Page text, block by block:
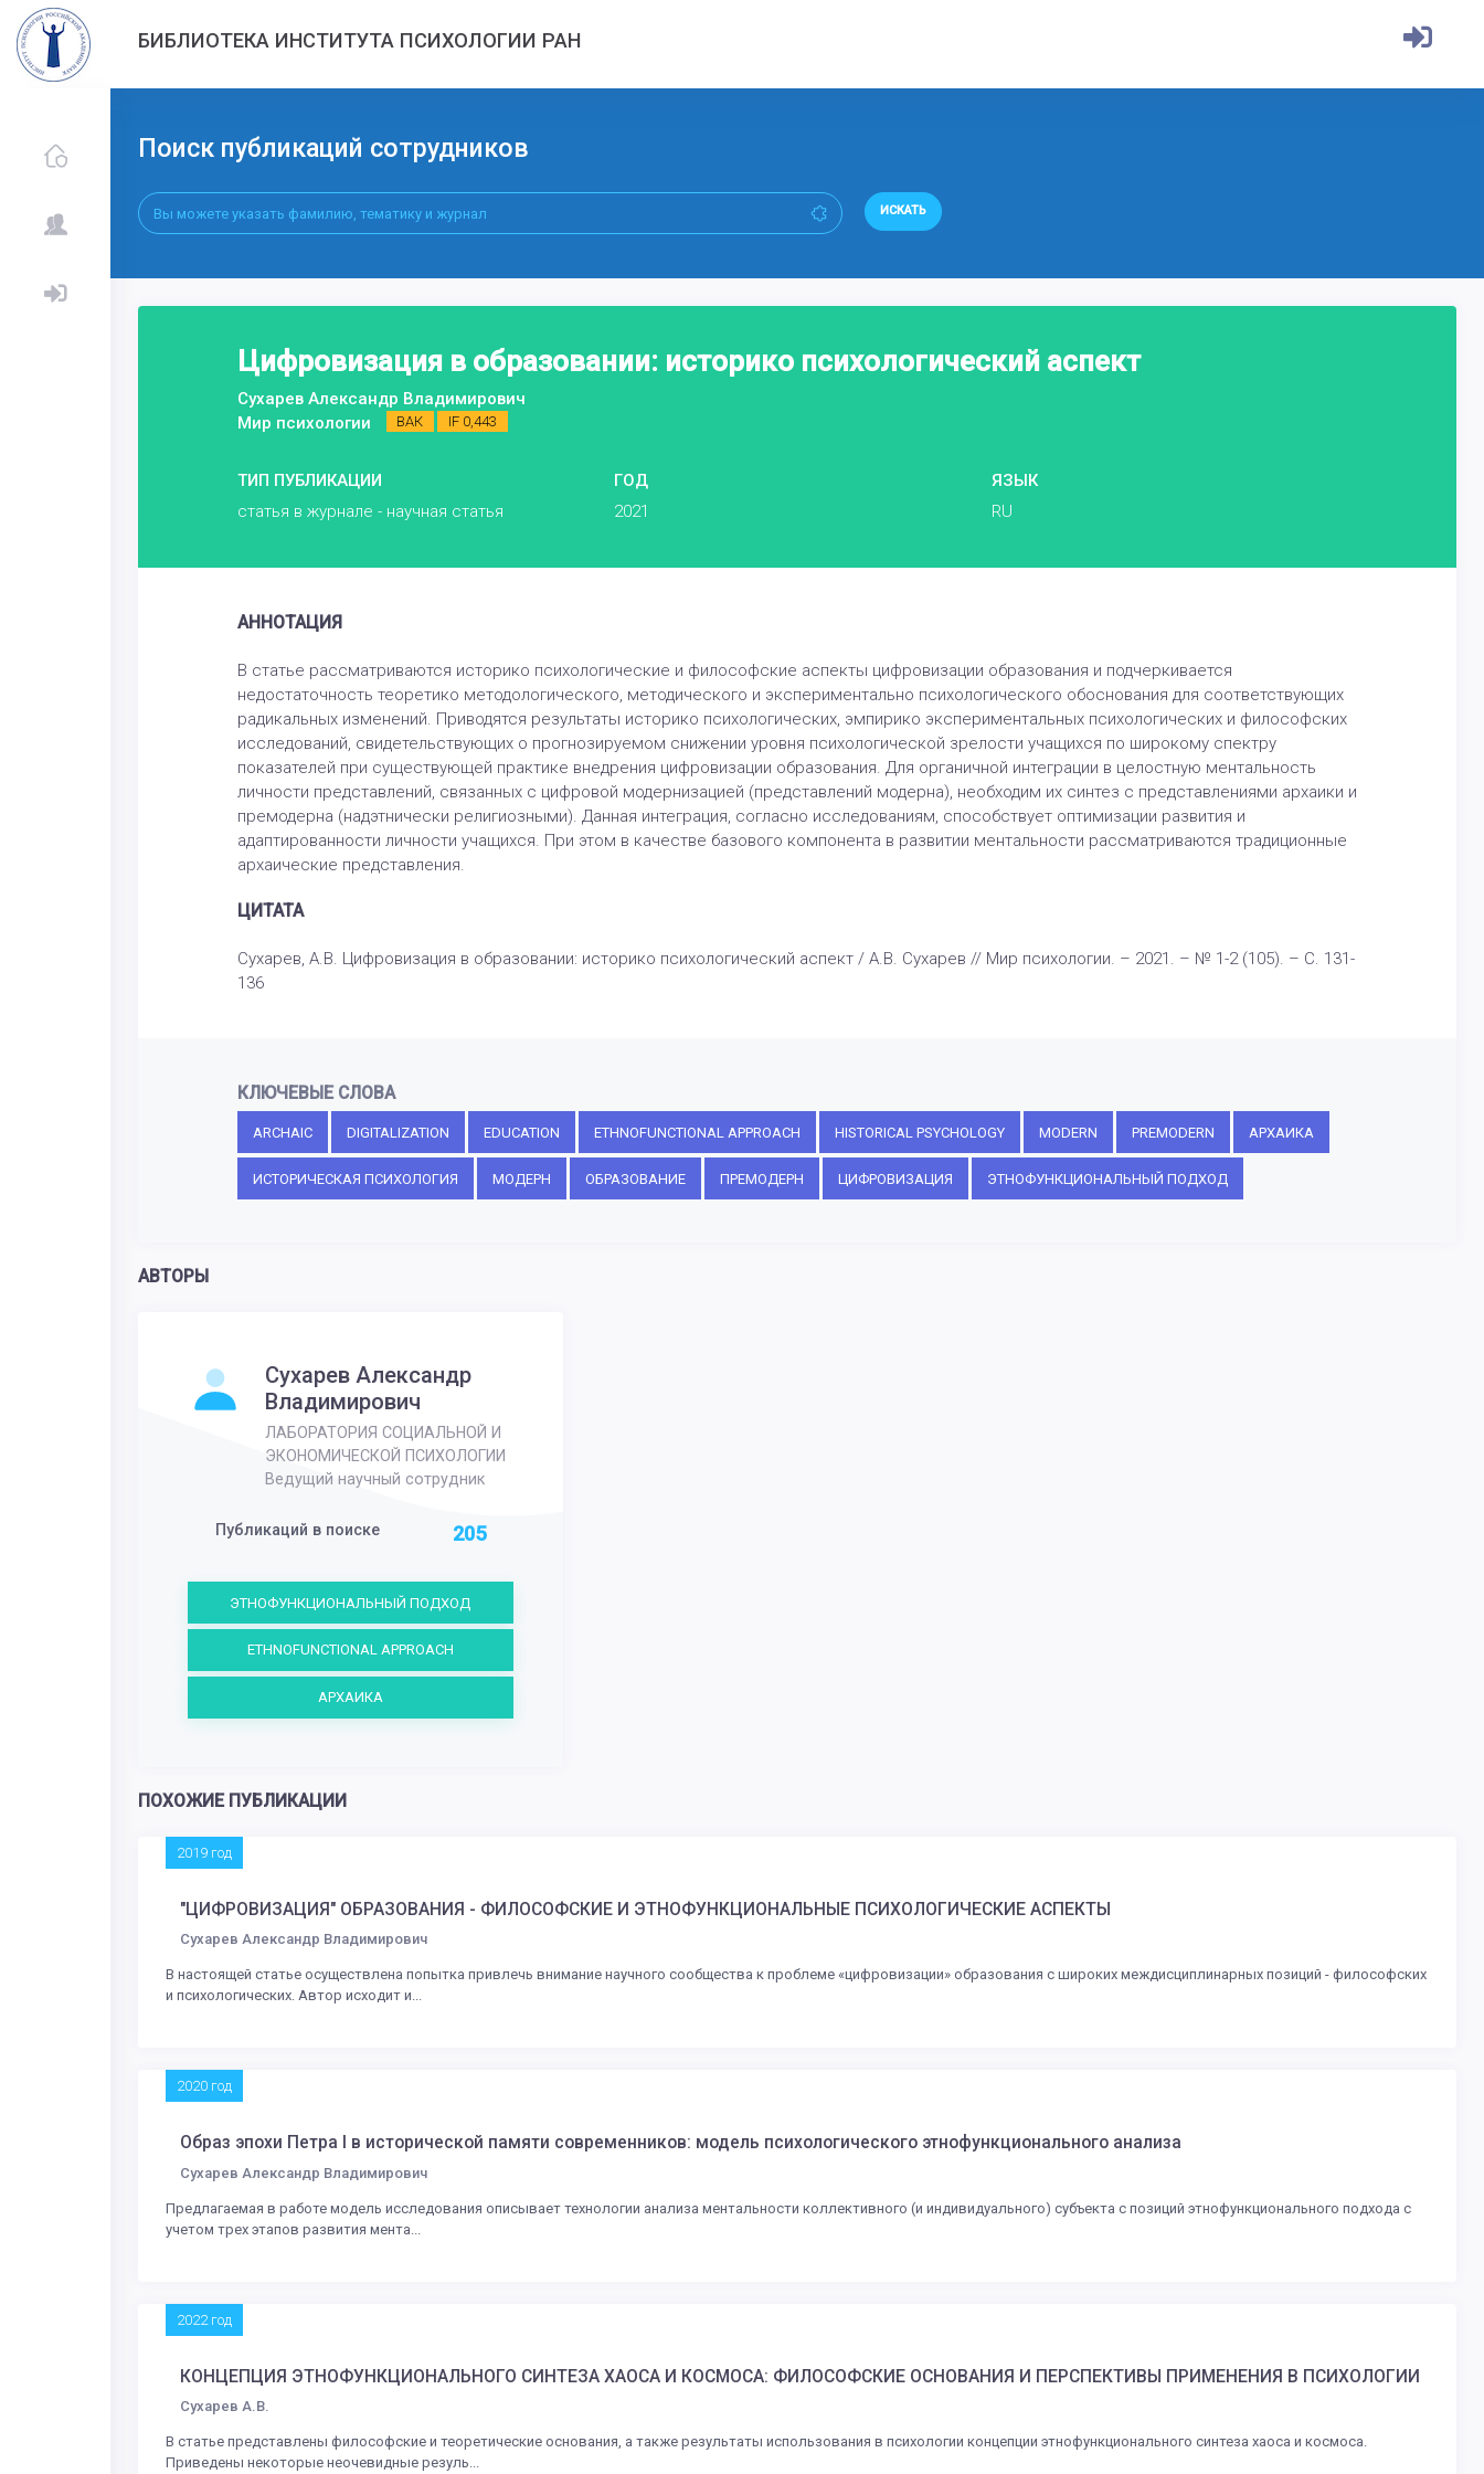
БИБЛИОТЕКА ИНСТИТУТА ПСИХОЛОГИИ РАН
Поиск публикаций сотрудников
ИСКАТЬ
Цифровизация в образовании: историко психологический аспект
Сухарев Александр Владимирович
Мир психологии
ВАК IF 0,443
ТИП ПУБЛИКАЦИИ
статья в журнале - научная статья
ГОД
2021
ЯЗЫК
RU
АННОТАЦИЯ
В статье рассматриваются историко психологические и философские аспекты цифровизации образования и подчеркивается
недостаточность теоретико методологического, методического и экспериментально психологического обоснования для соответствующих
радикальных изменений. Приводятся результаты историко психологических, эмпирико экспериментальных психологических и философских
исследований, свидетельствующих о прогнозируемом снижении уровня психологической зрелости учащихся по широкому спектру
показателей при существующей практике внедрения цифровизации образования. Для органичной интеграции в целостную ментальность
личности представлений, связанных с цифровой модернизацией (представлений модерна), необходим их синтез с представлениями архаики и
премодерна (надэтнически религиозными). Данная интеграция, согласно исследованиям, способствует оптимизации развития и
адаптированности личности учащихся. При этом в качестве базового компонента в развитии ментальности рассматриваются традиционные
архаические представления.
ЦИТАТА
Сухарев, А.В. Цифровизация в образовании: историко психологический аспект / А.В. Сухарев // Мир психологии. – 2021. – № 1-2 (105). – С. 131-
136
КЛЮЧЕВЫЕ СЛОВА
ARCHAIC DIGITALIZATION EDUCATION ETHNOFUNCTIONAL APPROACH HISTORICAL PSYCHOLOGY MODERN PREMODERN АРХАИКА
ИСТОРИЧЕСКАЯ ПСИХОЛОГИЯ МОДЕРН ОБРАЗОВАНИЕ ПРЕМОДЕРН ЦИФРОВИЗАЦИЯ ЭТНОФУНКЦИОНАЛЬНЫЙ ПОДХОД
АВТОРЫ
Сухарев Александр
Владимирович
ЛАБОРАТОРИЯ СОЦИАЛЬНОЙ И
ЭКОНОМИЧЕСКОЙ ПСИХОЛОГИИ
Ведущий научный сотрудник
Публикаций в поиске 205
ЭТНОФУНКЦИОНАЛЬНЫЙ ПОДХОД
ETHNOFUNCTIONAL APPROACH
АРХАИКА
ПОХОЖИЕ ПУБЛИКАЦИИ
2019 год
"ЦИФРОВИЗАЦИЯ" ОБРАЗОВАНИЯ - ФИЛОСОФСКИЕ И ЭТНОФУНКЦИОНАЛЬНЫЕ ПСИХОЛОГИЧЕСКИЕ АСПЕКТЫ
Сухарев Александр Владимирович
В настоящей статье осуществлена попытка привлечь внимание научного сообщества к проблеме «цифровизации» образования с широких междисциплинарных позиций - философских
и психологических. Автор исходит и...
2020 год
Образ эпохи Петра I в исторической памяти современников: модель психологического этнофункционального анализа
Сухарев Александр Владимирович
Предлагаемая в работе модель исследования описывает технологии анализа ментальности коллективного (и индивидуального) субъекта с позиций этнофункционального подхода с
учетом трех этапов развития мента...
2022 год
КОНЦЕПЦИЯ ЭТНОФУНКЦИОНАЛЬНОГО СИНТЕЗА ХАОСА И КОСМОСА: ФИЛОСОФСКИЕ ОСНОВАНИЯ И ПЕРСПЕКТИВЫ ПРИМЕНЕНИЯ В ПСИХОЛОГИИ
Сухарев А.В.
В статье представлены философские и теоретические основания, а также результаты использования в психологии концепции этнофункционального синтеза хаоса и космоса.
Приведены некоторые неочевидные резуль...